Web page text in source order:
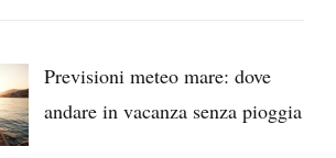
Previsioni meteo mare: dove
andare in vacanza senza pioggia